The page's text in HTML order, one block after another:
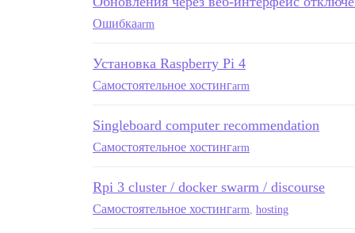
Ошибкаarm
Установка Raspberry Pi 4
Самостоятельное хостингarm
Singleboard computer recommendation
Самостоятельное хостингarm
Rpi 3 cluster / docker swarm / discourse
Самостоятельное хостингarm hosting